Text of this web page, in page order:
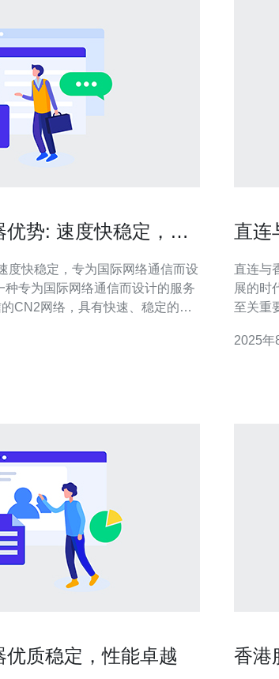
优势: 速度快稳定，专
度快稳定，专为国际网络通信而设
CN2网络，具有快速、稳定的特
际用户进行频繁通信的企业和个
直连
直连与香港
展的时
至关重
文章的三个精华要
2025年
优质稳定，性能卓越 香港